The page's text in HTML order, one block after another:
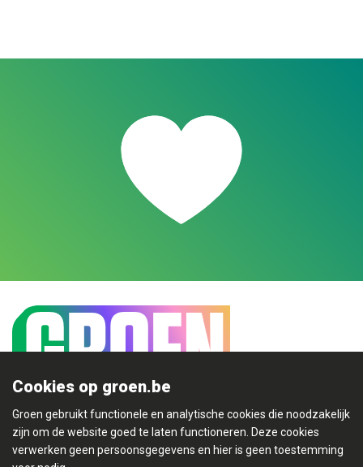
Cookies op groen.be
Groen gebruikt functionele en analytische cookies die noodzakelijk
zijn om de website goed te laten functioneren. Deze cookies
verwerken geen persoonsgegevens en hier is geen toestemming
Mijn Groen